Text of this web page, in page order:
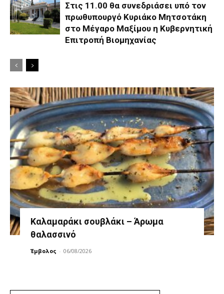
Στις 11.00 θα συνεδριάσει υπό τον
πρωθυπουργό Κυριάκο Μητσοτάκη
στο Μέγαρο Μαξίμου η Κυβερνητική
Επιτροπή Βιομηχανίας
Καλαμαράκι σουβλάκι – Άρωμα
θαλασσινό
Έμβολος - 06/08/2026